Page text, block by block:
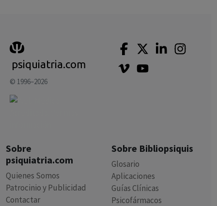
psiquiatria.com
© 1996–2026
Sobre
psiquiatria.com
Quienes Somos
Patrocinio y Publicidad
Contactar
Sobre Bibliopsiquis
Glosario
Aplicaciones
Guías Clínicas
Psicofármacos